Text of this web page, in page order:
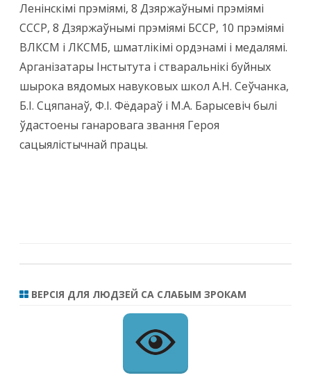
Ленінскімі прэміямі, 8 Дзяржаўнымі прэміямі
СССР, 8 Дзяржаўнымі прэміямі БССР, 10 прэміямі
ВЛКСМ і ЛКСМБ, шматлікімі ордэнамі і медалямі.
Арганізатары Інстытута і стваральнікі буйных
шырока вядомых навуковых школ А.Н. Сеўчанка,
Б.І. Сцяпанаў, Ф.І. Фёдараў і М.А. Барысевіч былі
ўдастоены ганаровага звання Героя
сацыялістычнай працы.
ВЕРСІЯ ДЛЯ ЛЮДЗЕЙ СА СЛАБЫМ ЗРОКАМ